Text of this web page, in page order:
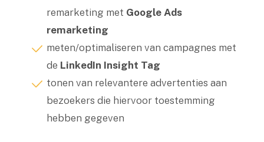
remarketing met Google Ads
remarketing
meten/optimaliseren van campagnes met
de LinkedIn Insight Tag
tonen van relevantere advertenties aan
bezoekers die hiervoor toestemming
hebben gegeven